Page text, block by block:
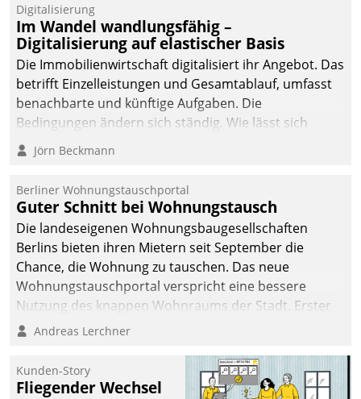
Digitalisierung
Im Wandel wandlungsfähig –
Digitalisierung auf elastischer Basis
Die Immobilienwirtschaft digitalisiert ihr Angebot. Das
betrifft Einzelleistungen und Gesamtablauf, umfasst
benachbarte und künftige Aufgaben. Die
Bedingungen ändern sich ständig. Wie lässt sich
technisch die Kontrolle wahren und zugleich Freiraum
fürs Wachsen öffnen?
Jörn Beckmann
Berliner Wohnungstauschportal
Guter Schnitt bei Wohnungstausch
Die landeseigenen Wohnungsbaugesellschaften
Berlins bieten ihren Mietern seit September die
Chance, die Wohnung zu tauschen. Das neue
Wohnungstauschportal verspricht eine bessere
Nutzung des knappen Wohnraums der Stadt. Erster
Anwendungsfall für Datatrains Lösung API-Hub mit
Unternehmen.
Andreas Lerchner
Kunden-Story
Fliegender Wechsel